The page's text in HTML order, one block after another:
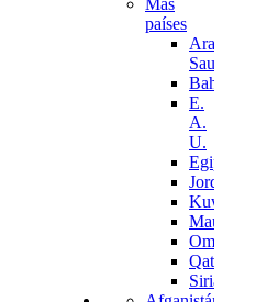
Más
países
Arabia
Saudí
Bahréin
E.
A.
U.
Egipto
Jordania
Kuwait
Mauritania
Omán
Qatar
Siria